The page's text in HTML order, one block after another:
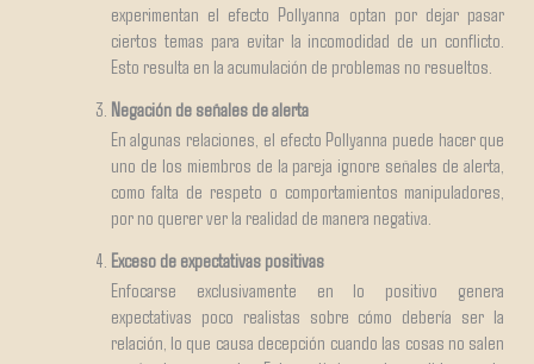
experimentan el efecto Pollyanna optan por dejar pasar
ciertos temas para evitar la incomodidad de un conflicto.
Esto resulta en la acumulación de problemas no resueltos.
Negación de señales de alerta
En algunas relaciones, el efecto Pollyanna puede hacer que
uno de los miembros de la pareja ignore señales de alerta,
como falta de respeto o comportamientos manipuladores,
por no querer ver la realidad de manera negativa.
Exceso de expectativas positivas
Enfocarse exclusivamente en lo positivo genera
expectativas poco realistas sobre cómo debería ser la
relación, lo que causa decepción cuando las cosas no salen